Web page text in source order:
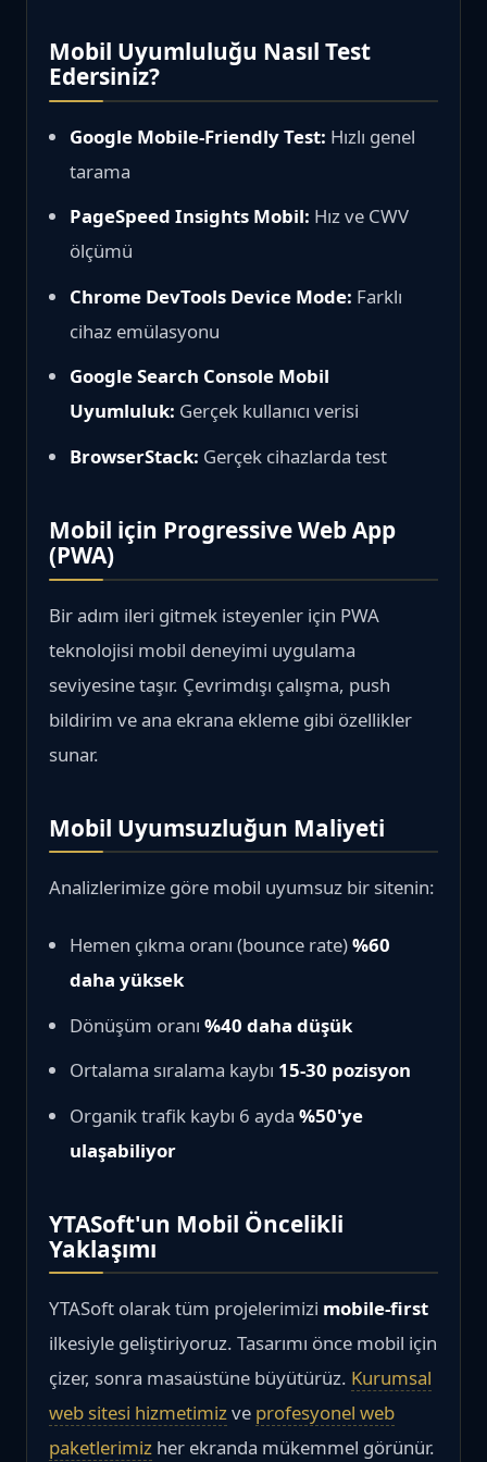
Mobil Uyumluluğu Nasıl Test
Edersiniz?
Google Mobile-Friendly Test: Hızlı genel
tarama
PageSpeed Insights Mobil: Hız ve CWV
ölçümü
Chrome DevTools Device Mode: Farklı
cihaz emülasyonu
Google Search Console Mobil
Uyumluluk: Gerçek kullanıcı verisi
BrowserStack: Gerçek cihazlarda test
Mobil için Progressive Web App
(PWA)
Bir adım ileri gitmek isteyenler için PWA
teknolojisi mobil deneyimi uygulama
seviyesine taşır. Çevrimdışı çalışma, push
bildirim ve ana ekrana ekleme gibi özellikler
sunar.
Mobil Uyumsuzluğun Maliyeti
Analizlerimize göre mobil uyumsuz bir sitenin:
Hemen çıkma oranı (bounce rate)%60
daha yüksek
Dönüşüm oranı%40 daha düşük
Ortalama sıralama kaybı 15-30 pozisyon
Organik trafik kaybı 6 ayda%50'ye
ulaşabiliyor
YTASoft'un Mobil Öncelikli
Yaklaşımı
YTASoft olarak tüm projelerimizi mobile-first
ilkesiyle geliştiriyoruz. Tasarımı önce mobil için
çizer, sonra masaüstüne büyütürüz. Kurumsal
web sitesi hizmetimizve profesyonel web
paketlerimiz her ekranda mükemmel görünür.